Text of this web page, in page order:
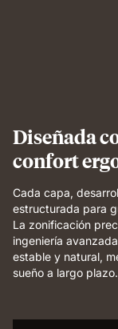
support.
Diseñada
confort
Cada capa,
estructurada para
La zonificación
ingeniería
estable y natural,
sueño a largo plazo.